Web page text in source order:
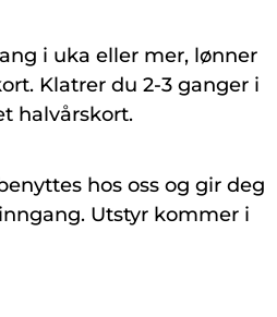
i uka eller mer, lønner
Klatrer du 2-3 ganger i
halvårskort.
hos oss og gir deg
Utstyr kommer i